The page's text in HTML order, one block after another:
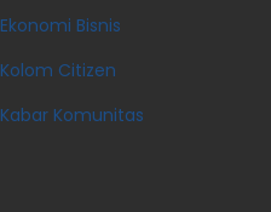
Ekonomi Bisnis
Kolom Citizen
Kabar Komunitas